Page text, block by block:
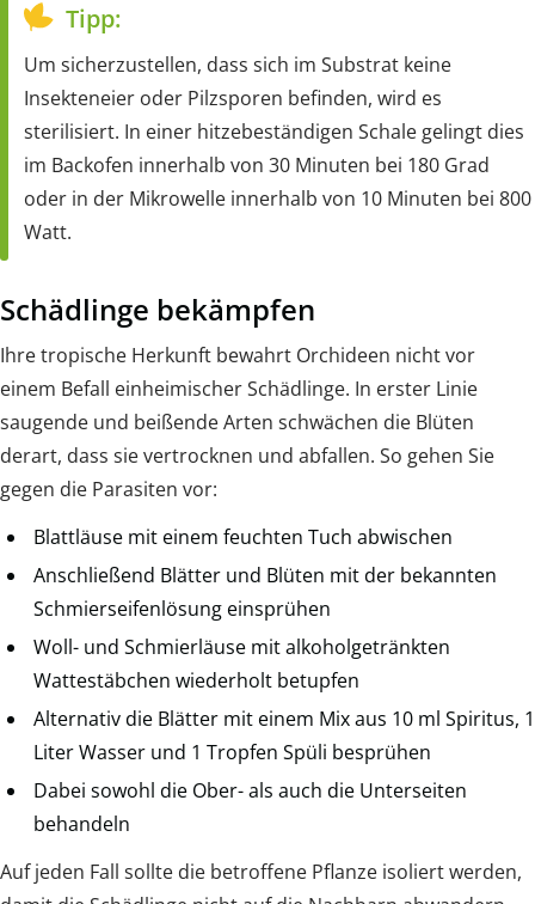
Tipp:
Um sicherzustellen, dass sich im Substrat keine
Insekteneier oder Pilzsporen befinden, wird es
sterilisiert. In einer hitzebeständigen Schale gelingt dies
im Backofen innerhalb von 30 Minuten bei 180 Grad
oder in der Mikrowelle innerhalb von 10 Minuten bei 800
Watt.
Schädlinge bekämpfen
Ihre tropische Herkunft bewahrt Orchideen nicht vor
einem Befall einheimischer Schädlinge. In erster Linie
saugende und beißende Arten schwächen die Blüten
derart, dass sie vertrocknen und abfallen. So gehen Sie
gegen die Parasiten vor:
Blattläuse mit einem feuchten Tuch abwischen
Anschließend Blätter und Blüten mit der bekannten
Schmierseifenlösung einsprühen
Woll- und Schmierläuse mit alkoholgetränkten
Wattestäbchen wiederholt betupfen
Alternativ die Blätter mit einem Mix aus 10 ml Spiritus, 1
Liter Wasser und 1 Tropfen Spüli besprühen
Dabei sowohl die Ober- als auch die Unterseiten
behandeln
Auf jeden Fall sollte die betroffene Pflanze isoliert werden,